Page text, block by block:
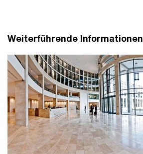
Weiterführende Informationen